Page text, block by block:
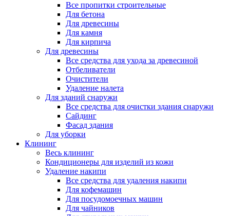
Все пропитки строительные
Для бетона
Для древесины
Для камня
Для кирпича
Для древесины
Все средства для ухода за древесиной
Отбеливатели
Очистители
Удаление налета
Для зданий снаружи
Все средства для очистки здания снаружи
Сайдинг
Фасад здания
Для уборки
Клининг
Весь клининг
Кондиционеры для изделий из кожи
Удаление накипи
Все средства для удаления накипи
Для кофемашин
Для посудомоечных машин
Для чайников